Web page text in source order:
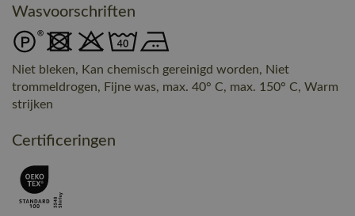
Wasvoorschriften
Niet bleken, Kan chemisch gereinigd worden, Niet
trommeldrogen, Fijne was, max. 40° C, max. 150° C, Warm
strijken
Certificeringen